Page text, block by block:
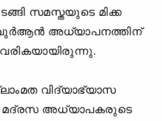
സമസ്തയുടെ മിക്ക
ഖുര്‍ആന്‍ അധ്യാപനത്തിന്
വിദ്യാഭ്യാസ
മദ്രസ അധ്യാപകരുടെ